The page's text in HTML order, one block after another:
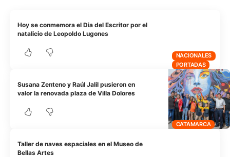
NACIONALES
PORTADAS
Hoy se conmemora el Dia del Escritor por el
natalicio de Leopoldo Lugones
CATAMARCA
Susana Zenteno y Raúl Jalil pusieron en
valor la renovada plaza de Villa Dolores
Taller de naves espaciales en el Museo de
Bellas Artes